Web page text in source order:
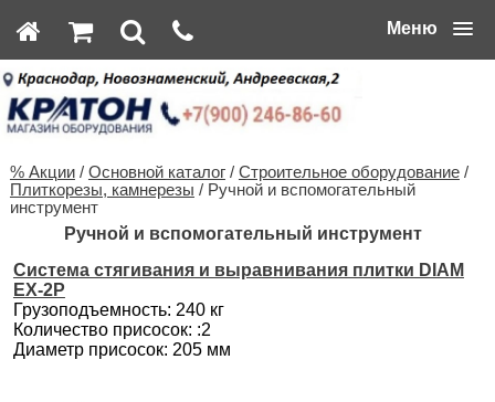
Меню
% Акции/ Основной каталог/ Строительное оборудование/
Плиткорезы, камнерезы / Ручной и вспомогательный
инструмент
Ручной и вспомогательный инструмент
Система стягивания и выравнивания плитки DIAM
EX-2P
Грузоподъемность: 240 кг
Количество присосок: :2
Диаметр присосок: 205 мм